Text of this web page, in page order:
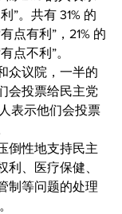
”。共有 31% 的
点有利”，21% 的
点不利”。
众议院，一半的
会投票给民主党
表示他们会投票
倒性地支持民主
利、医疗保健、
制等问题的处理